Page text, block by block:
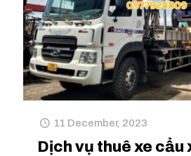
11 December, 2023
Dịch vụ thuê xe cẩu